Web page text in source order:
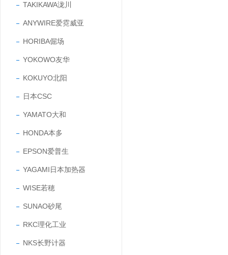
TAKIKAWA泷川
ANYWIRE爱霓威亚
HORIBA倔场
YOKOWO友华
KOKUYO北阳
日本CSC
YAMATO大和
HONDA本多
EPSON爱普生
YAGAMI日本加热器
WISE若穂
SUNAO砂尾
RKC理化工业
NKS长野计器